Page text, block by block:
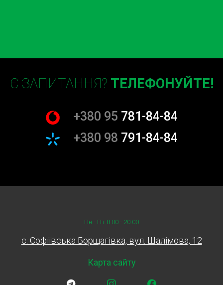
Є ЗАПИТАННЯ? ТЕЛЕФОНУЙТЕ!
+380 95 781-84-84
+380 98 791-84-84
Пн - Пт 8:00 - 20:00
c. Софіївська Борщагівка, вул. Шалімова, 12
Карта сайту